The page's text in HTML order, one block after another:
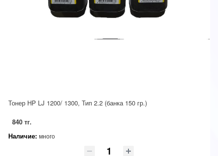
Тонер HP LJ 1200/ 1300, Тип 2.2 (банка 150 гр.)
840 тг.
Наличие: много